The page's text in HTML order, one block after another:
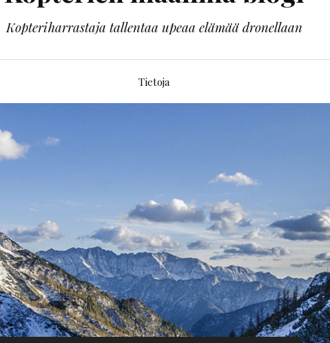
Kopteriharrastaja tallentaa upeaa elämää dronellaan
Tietoja